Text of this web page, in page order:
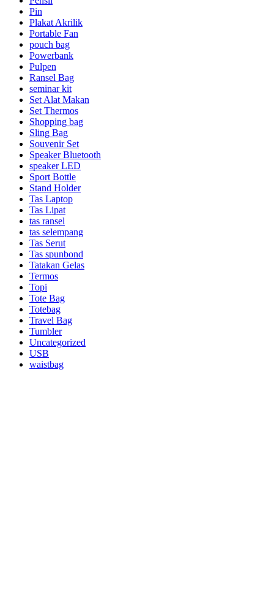
Pin
Plakat Akrilik
Portable Fan
pouch bag
Powerbank
Pulpen
Ransel Bag
seminar kit
Set Alat Makan
Set Thermos
Shopping bag
Sling Bag
Souvenir Set
Speaker Bluetooth
speaker LED
Sport Bottle
Stand Holder
Tas Laptop
Tas Lipat
tas ransel
tas selempang
Tas Serut
Tas spunbond
Tatakan Gelas
Termos
Topi
Tote Bag
Totebag
Travel Bag
Tumbler
Uncategorized
USB
waistbag